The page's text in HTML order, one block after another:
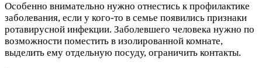
Особенно внимательно нужно отнестись к профилактике
заболевания, если у кого-то в семье появились признаки
ротавирусной инфекции. Заболевшего человека нужно по
возможности поместить в изолированной комнате,
выделить ему отдельную посуду, ограничить контакты.